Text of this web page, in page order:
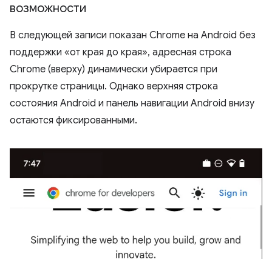
возможности
В следующей записи показан Chrome на Android без
поддержки «от края до края», адресная строка
Chrome (вверху) динамически убирается при
прокрутке страницы. Однако верхняя строка
состояния Android и панель навигации Android внизу
остаются фиксированными.